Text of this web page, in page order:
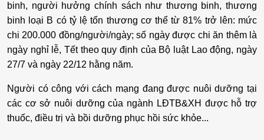
binh, người hưởng chính sách như thương binh, thương
binh loại B có tỷ lệ tổn thương cơ thể từ 81% trở lên: mức
chi 200.000 đồng/người/ngày; số ngày được chi ăn thêm là
ngày nghỉ lễ, Tết theo quy định của Bộ luật Lao động, ngày
27/7 và ngày 22/12 hằng năm.
Người có công với cách mạng đang được nuôi dưỡng tại
các cơ sở nuôi dưỡng của ngành LĐTB&XH được hỗ trợ
thuốc, điều trị và bồi dưỡng phục hồi sức khỏe...